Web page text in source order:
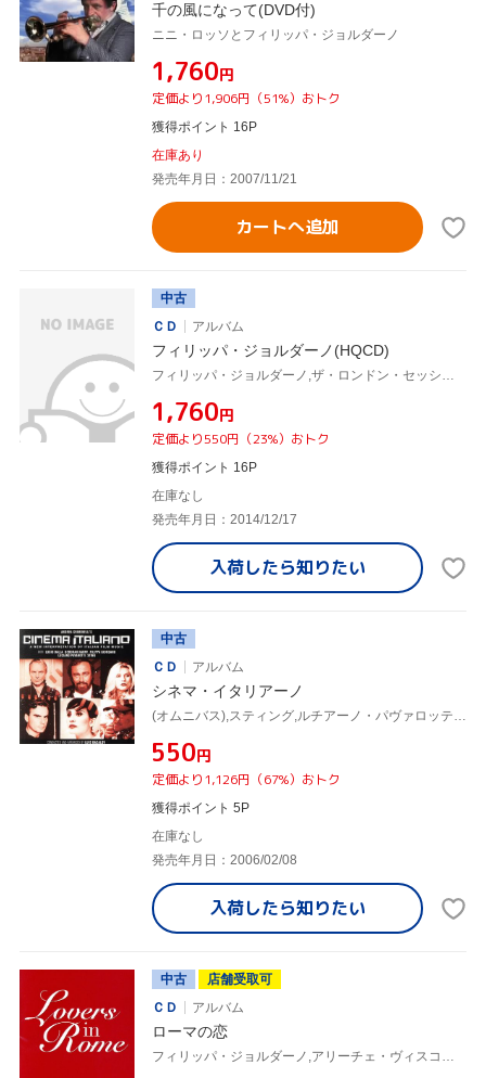
千の風になって(DVD付)
ニニ・ロッソとフィリッパ・ジョルダーノ
¥1,760円
定価より1,906円（51%）おトク
獲得ポイント 16P
在庫あり
発売年月日：2007/11/21
カートへ追加
中古
ＣＤ
アルバム
フィリッパ・ジョルダーノ(HQCD)
フィリッパ・ジョルダーノ,ザ・ロンドン・セッション・オーケストラ
¥1,760円
定価より550円（23%）おトク
獲得ポイント 16P
在庫なし
発売年月日：2014/12/17
入荷したら知りたい
中古
ＣＤ
アルバム
シネマ・イタリアーノ
(オムニバス),スティング,ルチアーノ・パヴァロッティ,デボラ・ハリー,アンドレア・グリミネッリ,フィリッパ・ジョルダーノ,エリジウム,ルチオ・ダルラ
¥550円
定価より1,126円（67%）おトク
獲得ポイント 5P
在庫なし
発売年月日：2006/02/08
入荷したら知りたい
中古
店舗受取可
ＣＤ
アルバム
ローマの恋
フィリッパ・ジョルダーノ,アリーチェ・ヴィスコンティ,(オムニバス),フィリッパ・ジョルダーノ,ジャンニ・ナザーロ,アリーチェ・ヴィスコンティ,リッカルド・フォッリ,ジリオラ・チンクェッティ,マルチェラ,ドメニコ・モドゥーニョ